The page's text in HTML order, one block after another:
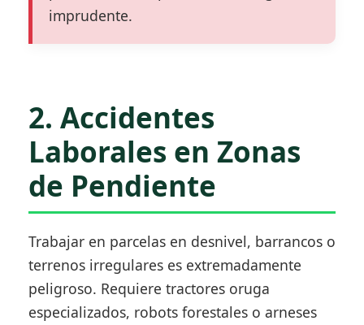
imprudente.
2. Accidentes
Laborales en Zonas
de Pendiente
Trabajar en parcelas en desnivel, barrancos o
terrenos irregulares es extremadamente
peligroso. Requiere tractores oruga
especializados, robots forestales o arneses